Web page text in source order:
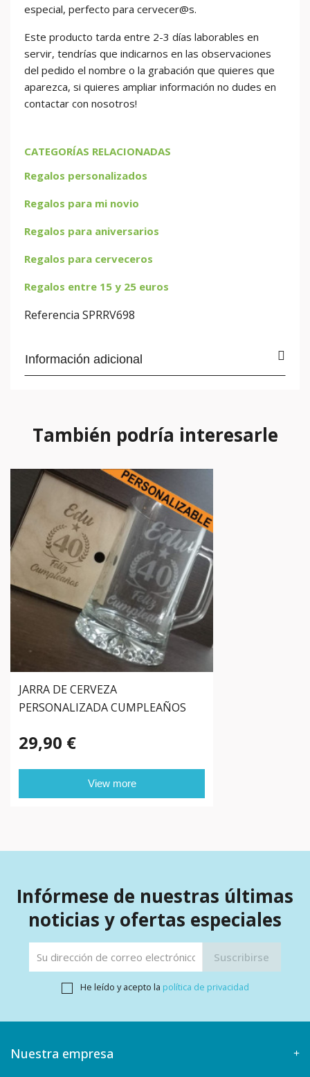
especial, perfecto para cervecer@s.
Este producto tarda entre 2-3 días laborables en
servir, tendrías que indicarnos en las observaciones
del pedido el nombre o la grabación que quieres que
aparezca, si quieres ampliar información no dudes en
contactar con nosotros!
CATEGORÍAS RELACIONADAS
Regalos personalizados
Regalos para mi novio
Regalos para aniversarios
Regalos para cerveceros
Regalos entre 15 y 25 euros
Referencia SPRRV698
Información adicional
También podría interesarle
JARRA DE CERVEZA
PERSONALIZADA CUMPLEAÑOS
29,90 €
View more
Infórmese de nuestras últimas
noticias y ofertas especiales
He leído y acepto la política de privacidad
Nuestra empresa